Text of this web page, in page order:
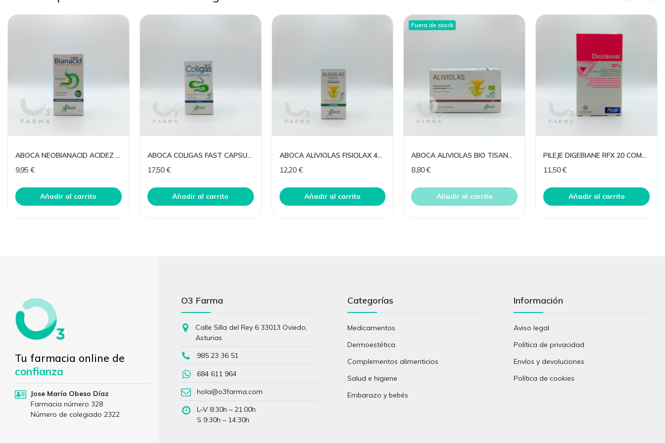
ABOCA NEOBIANACID ACIDEZ Y REFLUJO 15 COMP MAST
9,95 €
Añadir al carrito
ABOCA COLIGAS FAST CAPSULAS 50 CAPS
17,50 €
Añadir al carrito
ABOCA ALIVIOLAS FISIOLAX 45 COMPRIMIDOS
12,20 €
Añadir al carrito
Fuera de stock
ABOCA ALIVIOLAS BIO TISANA 20 FILTROS
8,80 €
Añadir al carrito
PILEJE DIGEBIANE RFX 20 COMPRIMIDOS MASTICABLES
11,50 €
Añadir al carrito
Tu farmacia online de
confianza
Jose María Obeso Díaz
Farmacia número 328
Número de colegiado 2322
O3 Farma
Calle Silla del Rey 6 33013 Oviedo,
Asturias
985 23 36 51
684 611 964
hola@o3farma.com
L–V 8:30h – 21:00h
S 9:30h – 14:30h
Categorías
Medicamentos
Dermoestética
Complementos alimenticios
Salud e higiene
Embarazo y bebés
Información
Aviso legal
Política de privacidad
Envíos y devoluciones
Política de cookies